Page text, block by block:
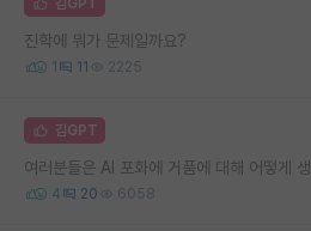
진학에 뭐가 문제일까요?
1 11 2225
김GPT
여러분들은 AI 포화에 거품에 대해 어떻게
4 20 6058